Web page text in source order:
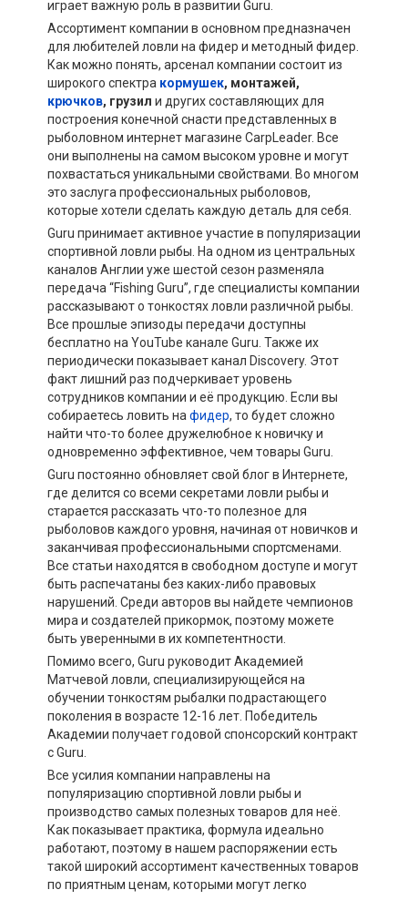
играет важную роль в развитии Guru.
Ассортимент компании в основном предназначен
для любителей ловли на фидер и методный фидер.
Как можно понять, арсенал компании состоит из
широкого спектра кормушек, монтажей,
крючков, грузил и других составляющих для
построения конечной снасти представленных в
рыболовном интернет магазине CarpLeader. Все
они выполнены на самом высоком уровне и могут
похвастаться уникальными свойствами. Во многом
это заслуга профессиональных рыболовов,
которые хотели сделать каждую деталь для себя.
Guru принимает активное участие в популяризации
спортивной ловли рыбы. На одном из центральных
каналов Англии уже шестой сезон разменяла
передача “Fishing Guru”, где специалисты компании
рассказывают о тонкостях ловли различной рыбы.
Все прошлые эпизоды передачи доступны
бесплатно на YouTube канале Guru. Также их
периодически показывает канал Discovery. Этот
факт лишний раз подчеркивает уровень
сотрудников компании и её продукцию. Если вы
собираетесь ловить нафидер, то будет сложно
найти что-то более дружелюбное к новичку и
одновременно эффективное, чем товары Guru.
Guru постоянно обновляет свой блог в Интернете,
где делится со всеми секретами ловли рыбы и
старается рассказать что-то полезное для
рыболовов каждого уровня, начиная от новичков и
заканчивая профессиональными спортсменами.
Все статьи находятся в свободном доступе и могут
быть распечатаны без каких-либо правовых
нарушений. Среди авторов вы найдете чемпионов
мира и создателей прикормок, поэтому можете
быть уверенными в их компетентности.
Помимо всего, Guru руководит Академией
Матчевой ловли, специализирующейся на
обучении тонкостям рыбалки подрастающего
поколения в возрасте 12-16 лет. Победитель
Академии получает годовой спонсорский контракт
с Guru.
Все усилия компании направлены на
популяризацию спортивной ловли рыбы и
производство самых полезных товаров для неё.
Как показывает практика, формула идеально
работают, поэтому в нашем распоряжении есть
такой широкий ассортимент качественных товаров
по приятным ценам, которыми могут легко